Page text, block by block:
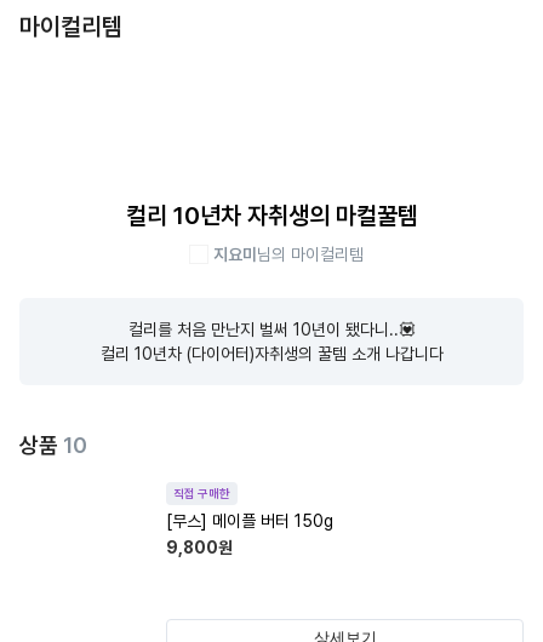
마이컬리템
컬리 10년차 자취생의 마컬꿀템
지요미 님의 마이컬리템
컬리를 처음 만난지 벌써 10년이 됐다니..💟
컬리 10년차 (다이어터)자취생의 꿀템 소개 나갑니다
상품 10
직접 구매한
[무스] 메이플 버터 150g
9,800원
상세보기